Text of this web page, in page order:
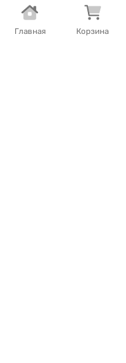
Главная Корзина